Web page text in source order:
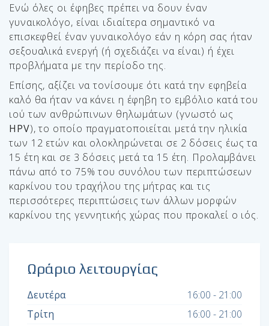
Ενώ όλες οι έφηβες πρέπει να δουν έναν
γυναικολόγο, είναι ιδιαίτερα σημαντικό να
επισκεφθεί έναν γυναικολόγο εάν η κόρη σας ήταν
σεξουαλικά ενεργή (ή σχεδιάζει να είναι) ή έχει
προβλήματα με την περίοδο της.
Επίσης, αξίζει να τονίσουμε ότι κατά την εφηβεία
καλό θα ήταν να κάνει η έφηβη το εμβόλιο κατά του
ιού των ανθρώπινων θηλωμάτων (γνωστό ως
HPV), το οποίο πραγματοποιείται μετά την ηλικία
των 12 ετών και ολοκληρώνεται σε 2 δόσεις έως τα
15 έτη και σε 3 δόσεις μετά τα 15 έτη. Προλαμβάνει
πάνω από το 75% του συνόλου των περιπτώσεων
καρκίνου του τραχήλου της μήτρας και τις
περισσότερες περιπτώσεις των άλλων μορφών
καρκίνου της γεννητικής χώρας που προκαλεί ο ιός.
Ωράριο λειτουργίας
Δευτέρα
16:00 - 21:00
Τρίτη
16:00 - 21:00